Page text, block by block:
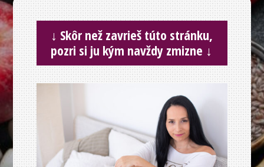
↓ Skôr než zavrieš túto stránku,
pozri si ju kým navždy zmizne ↓